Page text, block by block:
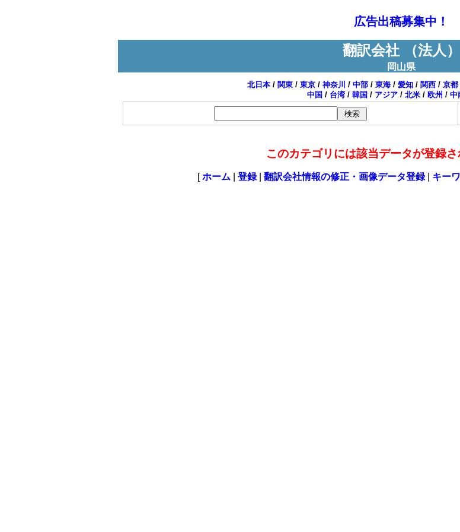
広告出稿募集中！
翻訳会社 （法人）
岡山県
北日本/ 関東/ 東京/ 神奈川 / 中部/ 東海/ 愛知/ 関西/ 京都
中国 / 台湾 / 韓国 / アジア / 北米 / 欧州 / 中
このカテゴリには該当データが登録さ
[ホーム 登録| 翻訳会社情報の修正・画像データ登録| キー